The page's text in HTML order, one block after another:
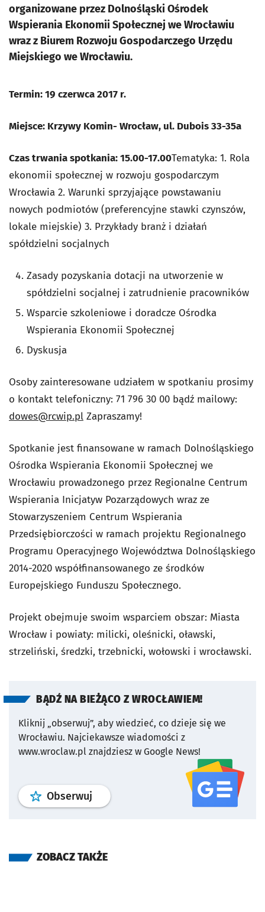
organizowane przez Dolnośląski Ośrodek
Wspierania Ekonomii Społecznej we Wrocławiu
wraz z Biurem Rozwoju Gospodarczego Urzędu
Miejskiego we Wrocławiu.
Termin: 19 czerwca 2017 r.
Miejsce: Krzywy Komin- Wrocław, ul. Dubois 33-35a
Czas trwania spotkania: 15.00-17.00Tematyka: 1. Rola
ekonomii społecznej w rozwoju gospodarczym
Wrocławia 2. Warunki sprzyjające powstawaniu
nowych podmiotów (preferencyjne stawki czynszów,
lokale miejskie) 3. Przykłady branż i działań
spółdzielni socjalnych
Zasady pozyskania dotacji na utworzenie w
spółdzielni socjalnej i zatrudnienie pracowników
Wsparcie szkoleniowe i doradcze Ośrodka
Wspierania Ekonomii Społecznej
Dyskusja
Osoby zainteresowane udziałem w spotkaniu prosimy
o kontakt telefoniczny: 71 796 30 00 bądź mailowy:
dowes@rcwip.pl Zapraszamy!
Spotkanie jest finansowane w ramach Dolnośląskiego
Ośrodka Wspierania Ekonomii Społecznej we
Wrocławiu prowadzonego przez Regionalne Centrum
Wspierania Inicjatyw Pozarządowych wraz ze
Stowarzyszeniem Centrum Wspierania
Przedsiębiorczości w ramach projektu Regionalnego
Programu Operacyjnego Województwa Dolnośląskiego
2014-2020 współfinansowanego ze środków
Europejskiego Funduszu Społecznego.
Projekt obejmuje swoim wsparciem obszar: Miasta
Wrocław i powiaty: milicki, oleśnicki, oławski,
strzeliński, średzki, trzebnicki, wołowski i wrocławski.
BĄDŹ NA BIEŻĄCO Z WROCŁAWIEM!
Kliknij „obserwuj”, aby wiedzieć, co dzieje się we
Wrocławiu. Najciekawsze wiadomości z
www.wroclaw.pl znajdziesz w Google News!
Obserwuj profil serwisu
ZOBACZ TAKŻE